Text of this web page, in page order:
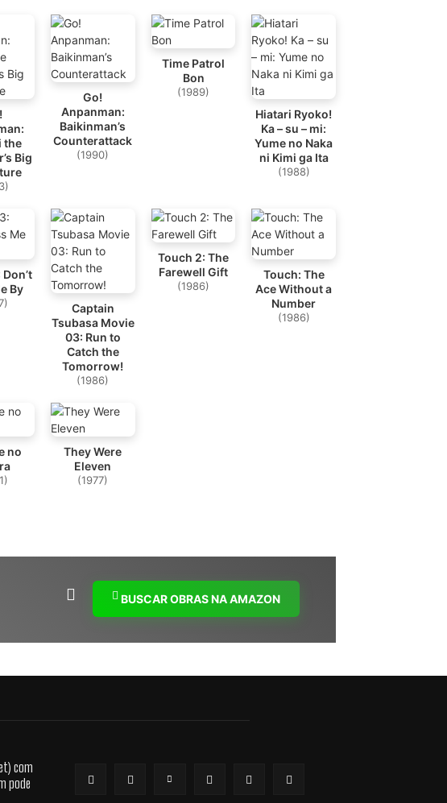
the
Big
Go!
Anpanman:
Baikinman’s
Counterattack
(1990)
Time Patrol
Bon
(1989)
Hiatari Ryoko!
Ka – su – mi:
Yume no Naka
ni Kimi ga Ita
(1988)
By
Captain
Tsubasa Movie
03: Run to
Catch the
Tomorrow!
(1986)
Touch 2: The
Farewell Gift
(1986)
Touch: The
Ace Without a
Number
(1986)
no
They Were
Eleven
(1977)
BUSCAR OBRAS NA AMAZON
com
pode